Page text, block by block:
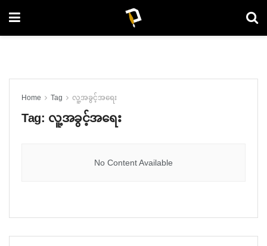
Home Tag လူ့အခွင့်အရေး
Tag: လူ့အခွင့်အရေး
No Content Available